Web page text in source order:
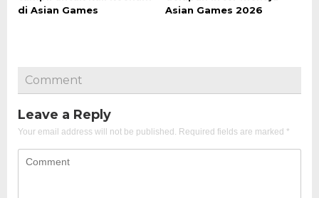
di Asian Games
Asian Games 2026
Comment
Leave a Reply
Your email address will not be published. Required fields are marked *